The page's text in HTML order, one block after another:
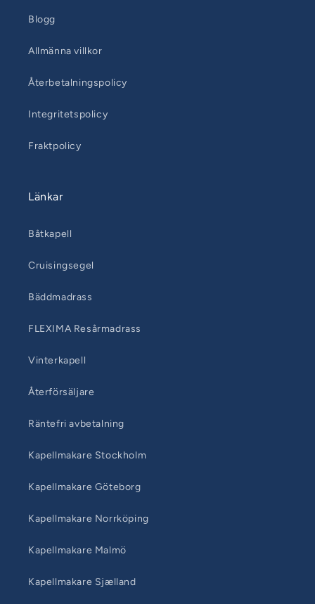
Blogg
Allmänna villkor
Återbetalningspolicy
Integritetspolicy
Fraktpolicy
Länkar
Båtkapell
Cruisingsegel
Bäddmadrass
FLEXIMA Resårmadrass
Vinterkapell
Återförsäljare
Räntefri avbetalning
Kapellmakare Stockholm
Kapellmakare Göteborg
Kapellmakare Norrköping
Kapellmakare Malmö
Kapellmakare Sjælland